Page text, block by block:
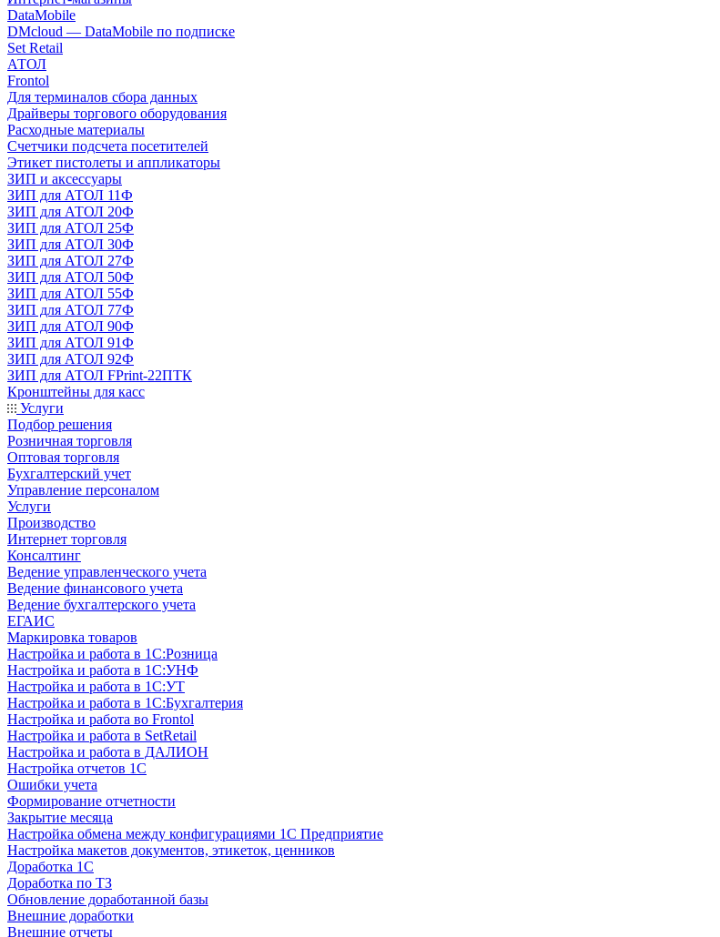
DataMobile
DMcloud — DataMobile по подписке
Set Retail
АТОЛ
Frontol
Для терминалов сбора данных
Драйверы торгового оборудования
Расходные материалы
Счетчики подсчета посетителей
Этикет пистолеты и аппликаторы
ЗИП и аксессуары
ЗИП для АТОЛ 11Ф
ЗИП для АТОЛ 20Ф
ЗИП для АТОЛ 25Ф
ЗИП для АТОЛ 30Ф
ЗИП для АТОЛ 27Ф
ЗИП для АТОЛ 50Ф
ЗИП для АТОЛ 55Ф
ЗИП для АТОЛ 77Ф
ЗИП для АТОЛ 90Ф
ЗИП для АТОЛ 91Ф
ЗИП для АТОЛ 92Ф
ЗИП для АТОЛ FPrint-22ПТК
Кронштейны для касс
Услуги
Подбор решения
Розничная торговля
Оптовая торговля
Бухгалтерский учет
Управление персоналом
Услуги
Производство
Интернет торговля
Консалтинг
Ведение управленческого учета
Ведение финансового учета
Ведение бухгалтерского учета
ЕГАИС
Маркировка товаров
Настройка и работа в 1С:Розница
Настройка и работа в 1С:УНФ
Настройка и работа в 1С:УТ
Настройка и работа в 1С:Бухгалтерия
Настройка и работа во Frontol
Настройка и работа в SetRetail
Настройка и работа в ДАЛИОН
Настройка отчетов 1С
Ошибки учета
Формирование отчетности
Закрытие месяца
Настройка обмена между конфигурациями 1С Предприятие
Настройка макетов документов, этикеток, ценников
Доработка 1С
Доработка по ТЗ
Обновление доработанной базы
Внешние доработки
Внешние отчеты